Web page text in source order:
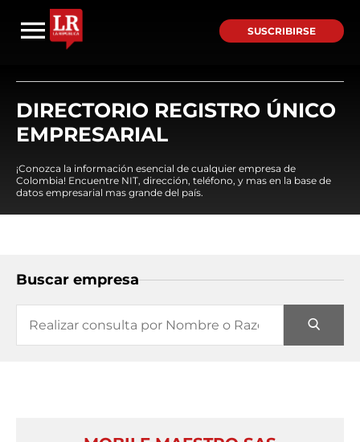
SUSCRIBIRSE
DIRECTORIO REGISTRO ÚNICO
EMPRESARIAL
¡Conozca la información esencial de cualquier empresa de
Colombia! Encuentre NIT, dirección, teléfono, y mas en la base de
datos empresarial mas grande del país.
Buscar empresa